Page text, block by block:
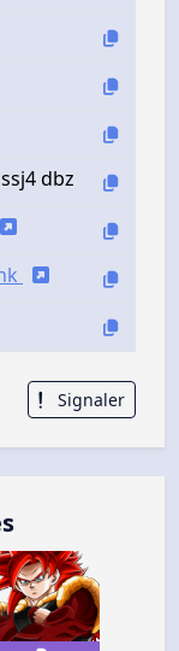
dbz
Signaler